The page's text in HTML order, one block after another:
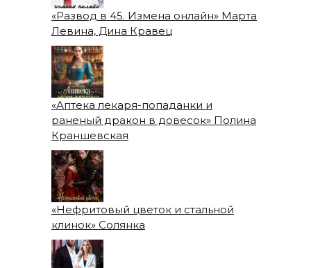
«Развод в 45. Измена онлайн» Марта
Левина, Дина Кравец
«Аптека лекаря-попаданки и
раненый дракон в довесок» Полина
Краншевская
«Нефритовый цветок и стальной
клинок» Солянка